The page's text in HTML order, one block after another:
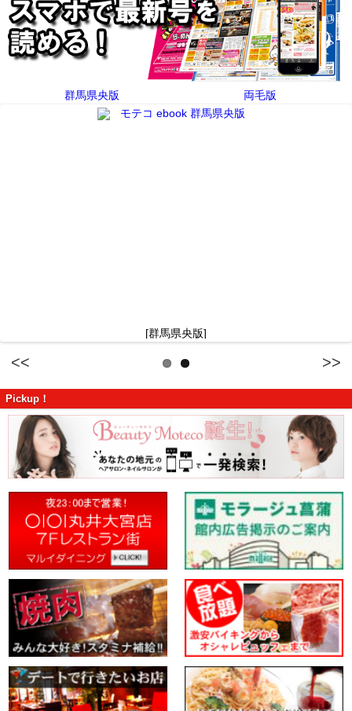
群馬県央版 両毛版
[群馬県央版]
Pickup！